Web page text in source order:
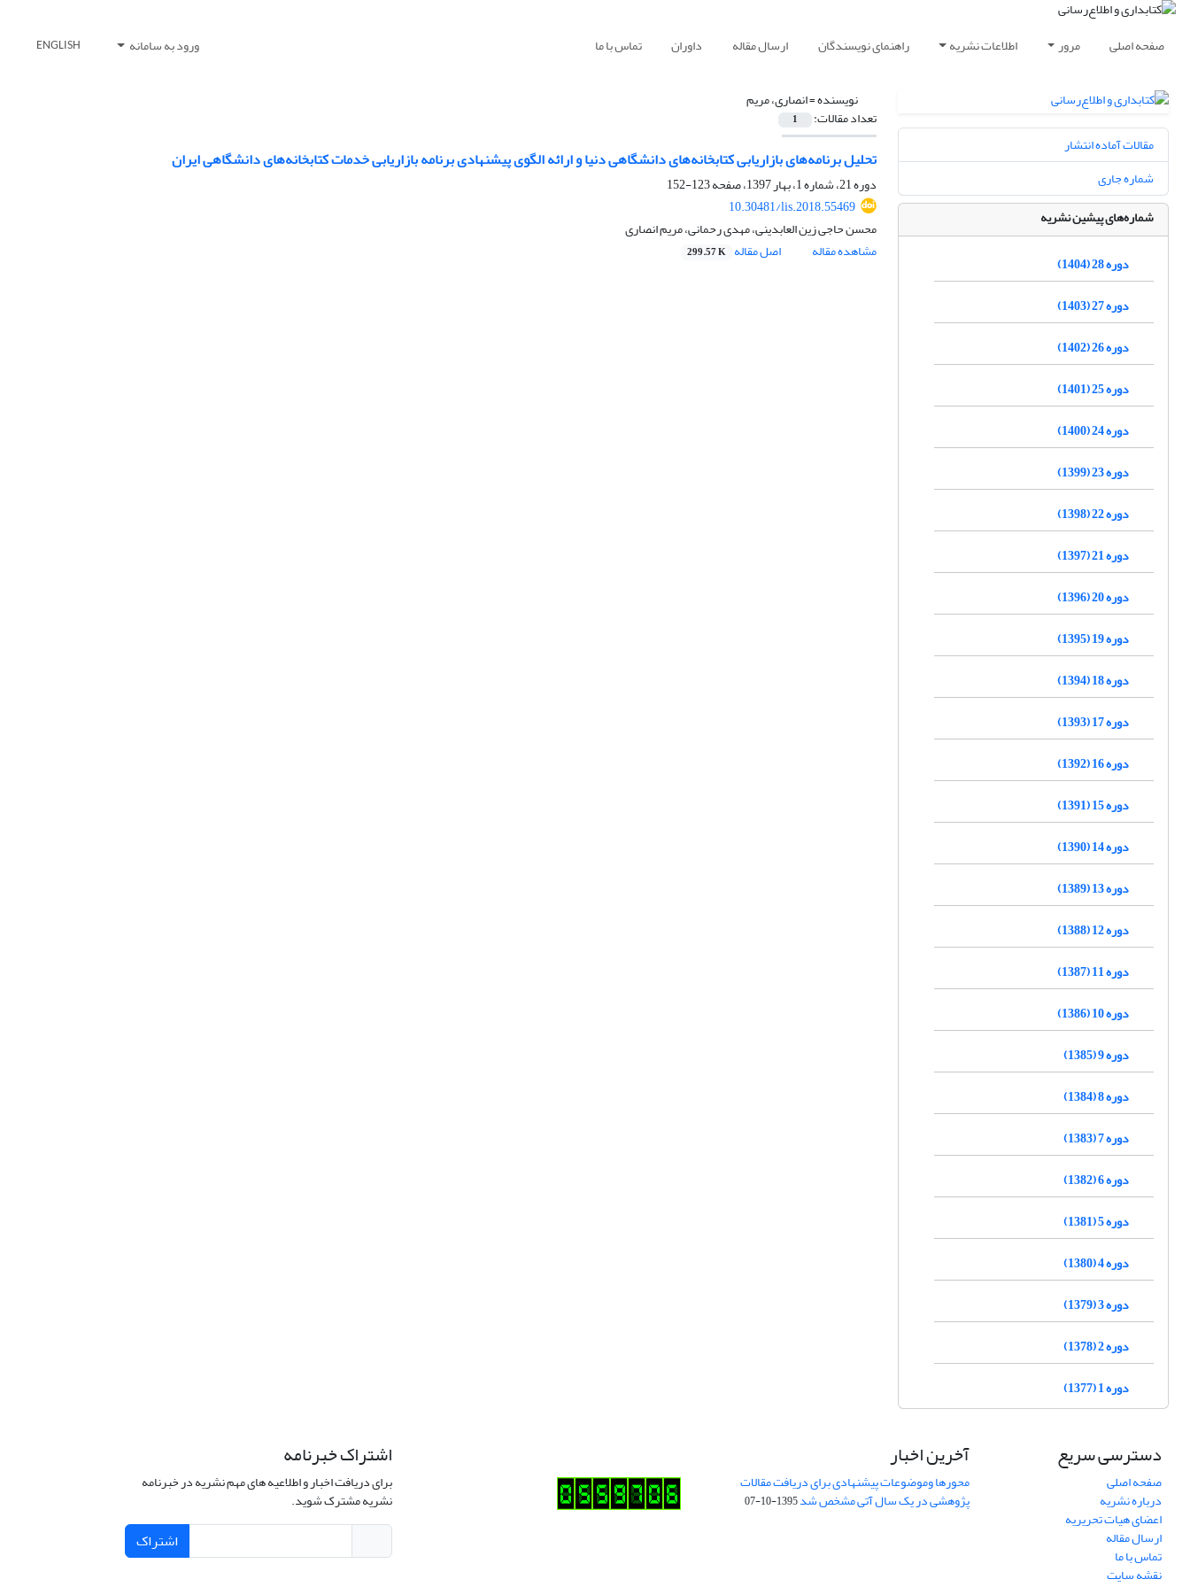
صفحه اصلی مرور اطلاعات نشریه راهنمای نویسندگان ارسال مقاله داوران تماس با ما ورود به سامانه ENGLISH
نویسنده =انصاری، مریم
تعداد مقالات: 1
تحلیل برنامه‌های بازاریابی کتابخانه‌های دانشگاهی دنیا و ارائه الگوی پیشنهادی برنامه بازاریابی خدمات کتابخانه‌های دانشگاهی ایران
دوره 21، شماره 1، بهار 1397، صفحه
123-152
10.30481/lis.2018.55469
محسن حاجی زین العابدینی، مهدی رحمانی، مریم انصاری
مشاهده مقاله
اصل مقاله 299.57 K
مقالات آماده انتشار
شماره جاری
شماره‌های پیشین نشریه
دوره 28 (1404)
دوره 27 (1403)
دوره 26 (1402)
دوره 25 (1401)
دوره 24 (1400)
دوره 23 (1399)
دوره 22 (1398)
دوره 21 (1397)
دوره 20 (1396)
دوره 19 (1395)
دوره 18 (1394)
دوره 17 (1393)
دوره 16 (1392)
دوره 15 (1391)
دوره 14 (1390)
دوره 13 (1389)
دوره 12 (1388)
دوره 11 (1387)
دوره 10 (1386)
دوره 9 (1385)
دوره 8 (1384)
دوره 7 (1383)
دوره 6 (1382)
دوره 5 (1381)
دوره 4 (1380)
دوره 3 (1379)
دوره 2 (1378)
دوره 1 (1377)
دسترسی سریع
صفحه اصلی
درباره نشریه
اعضای هیات تحریریه
ارسال مقاله
تماس با ما
نقشه سایت
آخرین اخبار
محورها وموضوعات پیشنهادی برای دریافت مقالات
پژوهشی در یک سال آتی مشخص شد1395-10-07
اشتراک خبرنامه
برای دریافت اخبار و اطلاعیه های مهم نشریه در خبرنامه
نشریه مشترک شوید.
اشتراک